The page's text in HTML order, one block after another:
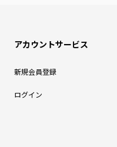
アカウントサービス
新規会員登録
ログイン